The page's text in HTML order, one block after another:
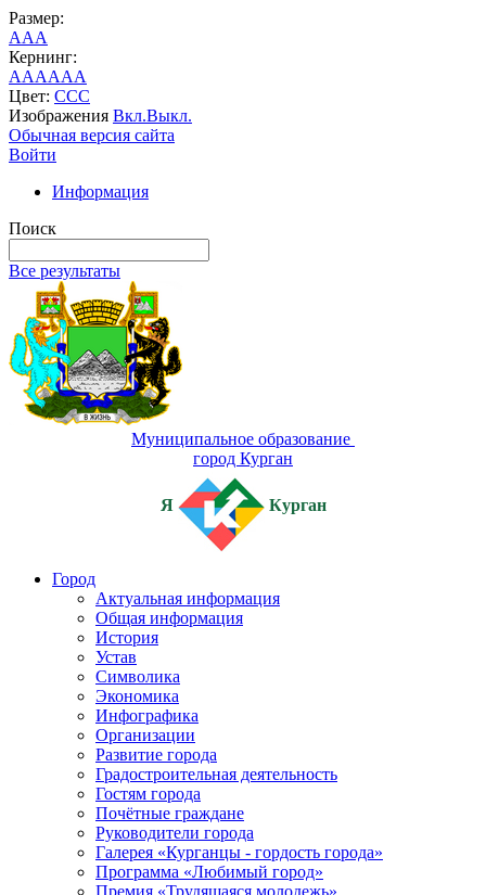
Размер:
AAA
Кернинг:
AAAAAA
Цвет: CCC
Изображения Вкл.Выкл.
Обычная версия сайта
Войти
Информация
Поиск
Все результаты
Муниципальное образование
город Курган
Я Курган
Город
Актуальная информация
Общая информация
История
Устав
Символика
Экономика
Инфографика
Организации
Развитие города
Градостроительная деятельность
Гостям города
Почётные граждане
Руководители города
Галерея «Курганцы - гордость города»
Программа «Любимый город»
Премия «Трудящаяся молодежь»